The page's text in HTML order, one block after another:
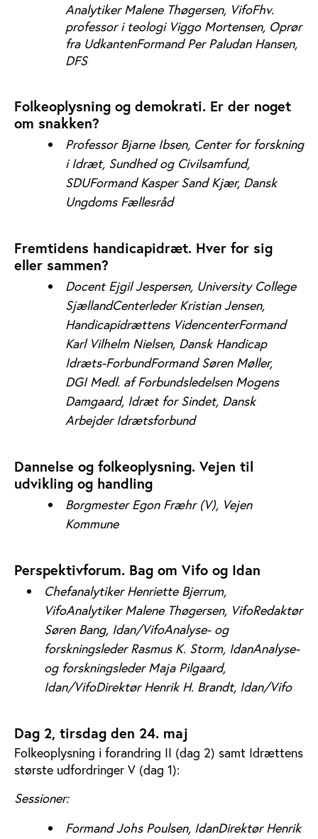
Analytiker Malene Thøgersen, VifoFhv.
professor i teologi Viggo Mortensen, Oprør
fra UdkantenFormand Per Paludan Hansen,
DFS
Folkeoplysning og demokrati. Er der noget
om snakken?
Professor Bjarne Ibsen, Center for forskning
i Idræt, Sundhed og Civilsamfund,
SDUFormand Kasper Sand Kjær, Dansk
Ungdoms Fællesråd
Fremtidens handicapidræt. Hver for sig
eller sammen?
Docent Ejgil Jespersen, University College
SjællandCenterleder Kristian Jensen,
Handicapidrættens VidencenterFormand
Karl Vilhelm Nielsen, Dansk Handicap
Idræts-ForbundFormand Søren Møller,
DGI Medl. af Forbundsledelsen Mogens
Damgaard, Idræt for Sindet, Dansk
Arbejder Idrætsforbund
Dannelse og folkeoplysning. Vejen til
udvikling og handling
Borgmester Egon Fræhr (V), Vejen
Kommune
Perspektivforum. Bag om Vifo og Idan
Chefanalytiker Henriette Bjerrum,
VifoAnalytiker Malene Thøgersen, VifoRedaktør
Søren Bang, Idan/VifoAnalyse- og
forskningsleder Rasmus K. Storm, IdanAnalyse-
og forskningsleder Maja Pilgaard,
Idan/VifoDirektør Henrik H. Brandt, Idan/Vifo
Dag 2, tirsdag den 24. maj
Folkeoplysning i forandring II (dag 2) samt Idrættens
største udfordringer V (dag 1):
Sessioner:
Formand Johs Poulsen, IdanDirektør Henrik